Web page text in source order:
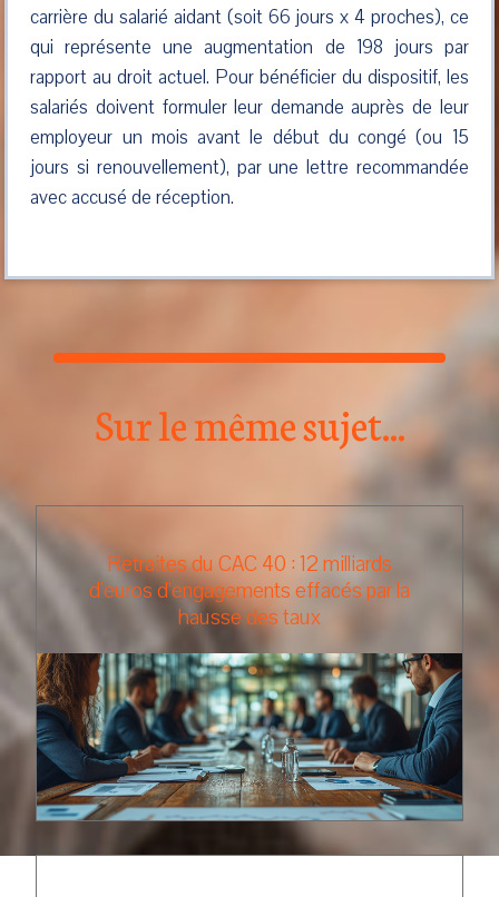
carrière du salarié aidant (soit 66 jours x 4 proches), ce
qui représente une augmentation de 198 jours par
rapport au droit actuel. Pour bénéficier du dispositif, les
salariés doivent formuler leur demande auprès de leur
employeur un mois avant le début du congé (ou 15
jours si renouvellement), par une lettre recommandée
avec accusé de réception.
Sur le même sujet...
Retraites du CAC 40 : 12 milliards
d'euros d'engagements effacés par la
hausse des taux